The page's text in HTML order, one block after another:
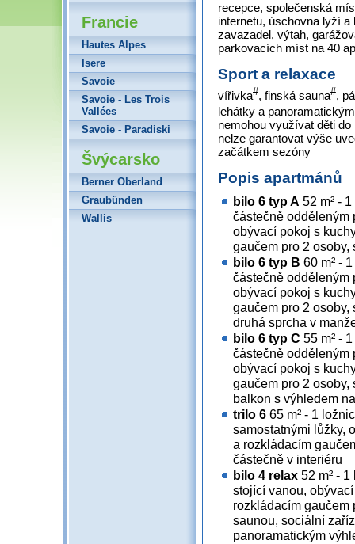
recepce, společenská
internetu, úschovna lyží
zavazadel, výtah,
parkovacích míst na 40
Sport a relaxace
vířivka#, finská sauna#,
lehátky a
nemohou využívat děti
nelze garantovat výše
začátkem sezóny
Popis apartmánů
bilo 6 typ A 52 m² -
částečně odděleným
obývací pokoj s
gaučem pro 2
bilo 6 typ B 60 m² -
částečně odděleným
obývací pokoj s
gaučem pro 2
druhá sprcha v
bilo 6 typ C 55 m² -
částečně odděleným
obývací pokoj s
gaučem pro 2
balkon s výhledem
trilo 6 65 m² - 1
samostatnými lůžky,
a rozkládacím
částečně v interiéru
bilo 4 relax 52 m² -
stojící vanou,
rozkládacím gaučem
saunou, sociální
panoramatickým
Francie
Hautes Alpes
Isere
Savoie
Savoie - Les Trois
Vallées
Savoie - Paradiski
Švýcarsko
Berner Oberland
Graubünden
Wallis